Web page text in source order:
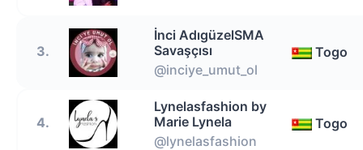
3.
İnci AdıgüzelSMA
Savaşçısı
@inciye_umut_ol
Togo
4.
Lynelasfashion by
Marie Lynela
@lynelasfashion
Togo